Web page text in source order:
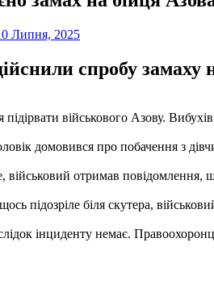
Липня, 2025
спробу
військового Азову.
домовився про побачення з
отримав повідомлення,
підозріле біля скутера,
інциденту немає.